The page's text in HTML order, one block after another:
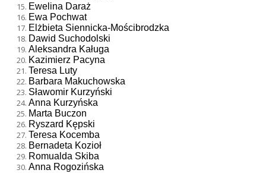
Ewelina Daraż
Ewa Pochwat
Elżbieta Siennicka-Mościbrodzka
Dawid Suchodolski
Aleksandra Kaługa
Kazimierz Pacyna
Teresa Luty
Barbara Makuchowska
Sławomir Kurzyński
Anna Kurzyńska
Marta Buczon
Ryszard Kępski
Teresa Kocemba
Bernadeta Kozioł
Romualda Skiba
Anna Rogozińska